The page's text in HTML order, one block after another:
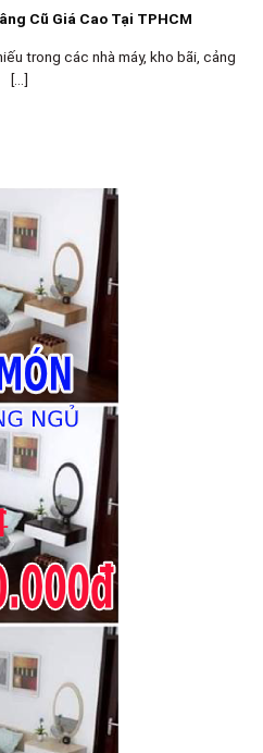
Cũ Giá Cao Tại TPHCM
trong các nhà máy, kho bãi, cảng
[...]